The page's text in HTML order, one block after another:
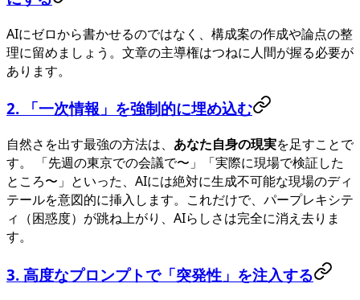
AIにゼロから書かせるのではなく、構成案の作成や論点の整
理に留めましょう。文章の主導権はつねに人間が握る必要が
あります。
2. 「一次情報」を強制的に埋め込む
自然さを出す最強の方法は、 あなた自身の現実を足すことで
す。 「先週の東京での会議で〜」「実際に現場で検証した
ところ〜」といった、AIには絶対に生成不可能な現場のディ
テールを意図的に挿入します。これだけで、パープレキシテ
ィ（困惑度）が跳ね上がり、AIらしさは完全に消え去りま
す。
3. 高度なプロンプトで「突発性」を注入する